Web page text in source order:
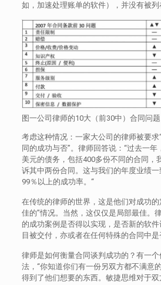
如，加速处理账单的软件），并没有被列
图一公司律师的10大（前30中）合同问题
考虑这种情况：一家大公司的律师被要
同的成功与否”。律师回答说：“过去一
美元的债务，包括400多份不同的合同，
诉其中两份合同。这与我们的年度业绩
99％以上的成功率。“
在传统的律师的世界，这是他们对成功的
佳的”情况。当然，这仅仅是局部最佳。
的成功案例是否得以实现，是否新的软
目被交付，亦或者在任何特殊的合同中是
律师是如何衡量合同谈判成功的？有一
法，“你知道你们有一份另双方都不满意
得到了他们想要的东西。敏捷思维对于